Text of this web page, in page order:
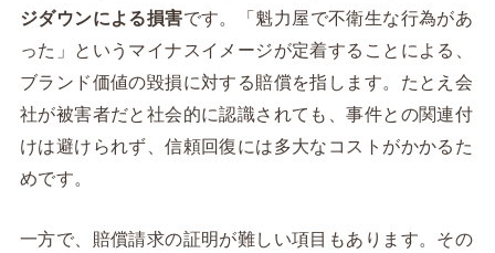
ジダウンによる損害です。「魁力屋で不衛生な行為があ
った」というマイナスイメージが定着することによる、
ブランド価値の毀損に対する賠償を指します。たとえ会
社が被害者だと社会的に認識されても、事件との関連付
けは避けられず、信頼回復には多大なコストがかかるた
めです。
一方で、賠償請求の証明が難しい項目もあります。その